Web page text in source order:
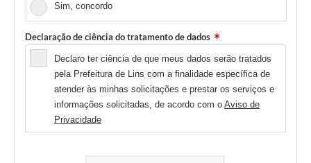
Sim, concordo
Declaração de ciência do tratamento de dados
Declaro ter ciência de que meus dados serão tratados
pela Prefeitura de Lins com a finalidade específica de
atender às minhas solicitações e prestar os serviços e
informações solicitadas, de acordo com o Aviso de
Privacidade